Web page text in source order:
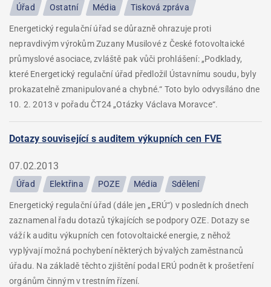
Úřad Ostatní Média Tisková zpráva
Energetický regulační úřad se důrazně ohrazuje proti
nepravdivým výrokům Zuzany Musilové z České fotovoltaické
průmyslové asociace, zvláště pak vůči prohlášení: „Podklady,
které Energetický regulační úřad předložil Ústavnímu soudu, byly
prokazatelně zmanipulované a chybné.“ Toto bylo odvysíláno dne
10. 2. 2013 v pořadu ČT24 „Otázky Václava Moravce“.
Dotazy související s auditem výkupních cen FVE
07.02.2013
Úřad Elektřina POZE Média Sdělení
Energetický regulační úřad (dále jen „ERÚ“) v posledních dnech
zaznamenal řadu dotazů týkajících se podpory OZE. Dotazy se
váží k auditu výkupních cen fotovoltaické energie, z něhož
vyplývají možná pochybení některých bývalých zaměstnanců
úřadu. Na základě těchto zjištění podal ERÚ podnět k prošetření
orgánům činným v trestním řízení.